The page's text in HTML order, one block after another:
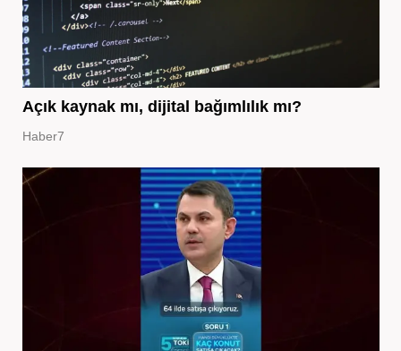
Açık kaynak mı, dijital bağımlılık mı?
Haber7